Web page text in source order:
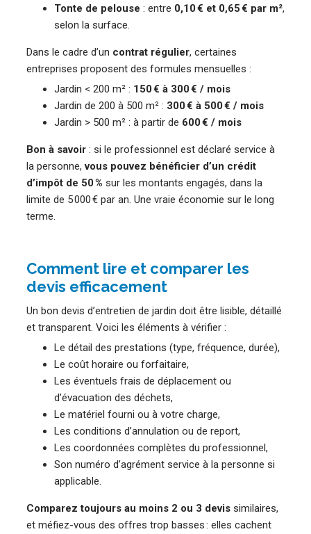
Tonte de pelouse : entre 0,10 € et 0,65 € par m²,
selon la surface.
Dans le cadre d’un contrat régulier, certaines
entreprises proposent des formules mensuelles :
Jardin < 200 m² : 150 € à 300 € / mois
Jardin de 200 à 500 m² : 300 € à 500 € / mois
Jardin > 500 m² : à partir de 600 € / mois
Bon à savoir : si le professionnel est déclaré service à
la personne,vous pouvez bénéficier d’un crédit
d’impôt de 50 % sur les montants engagés, dans la
limite de 5 000 € par an. Une vraie économie sur le long
terme.
Comment lire et comparer les
devis efficacement
Un bon devis d’entretien de jardin doit être lisible, détaillé
et transparent. Voici les éléments à vérifier :
Le détail des prestations (type, fréquence, durée),
Le coût horaire ou forfaitaire,
Les éventuels frais de déplacement ou
d’évacuation des déchets,
Le matériel fourni ou à votre charge,
Les conditions d’annulation ou de report,
Les coordonnées complètes du professionnel,
Son numéro d’agrément service à la personne si
applicable.
Comparez toujours au moins 2 ou 3 devis similaires,
et méfiez-vous des offres trop basses : elles cachent